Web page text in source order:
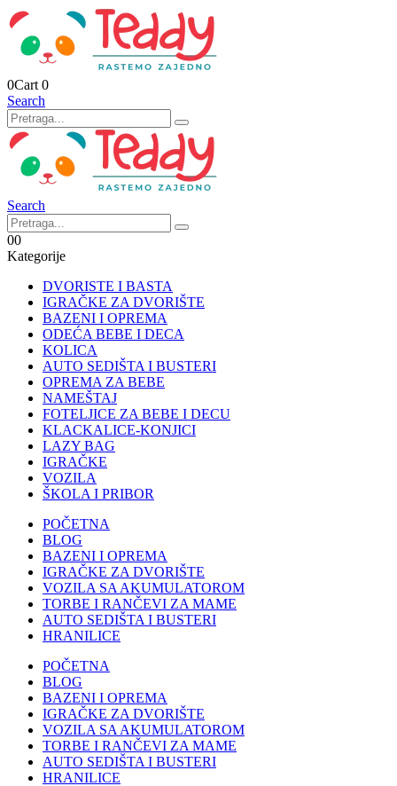
0Cart 0
Search
Search
00
Kategorije
DVORISTE I BASTA
IGRAČKE ZA DVORIŠTE
BAZENI I OPREMA
ODEĆA BEBE I DECA
KOLICA
AUTO SEDIŠTA I BUSTERI
OPREMA ZA BEBE
NAMEŠTAJ
FOTELJICE ZA BEBE I DECU
KLACKALICE-KONJICI
LAZY BAG
IGRAČKE
VOZILA
ŠKOLA I PRIBOR
POČETNA
BLOG
BAZENI I OPREMA
IGRAČKE ZA DVORIŠTE
VOZILA SA AKUMULATOROM
TORBE I RANČEVI ZA MAME
AUTO SEDIŠTA I BUSTERI
HRANILICE
POČETNA
BLOG
BAZENI I OPREMA
IGRAČKE ZA DVORIŠTE
VOZILA SA AKUMULATOROM
TORBE I RANČEVI ZA MAME
AUTO SEDIŠTA I BUSTERI
HRANILICE